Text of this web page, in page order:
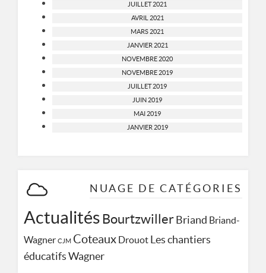
JUILLET 2021
AVRIL 2021
MARS 2021
JANVIER 2021
NOVEMBRE 2020
NOVEMBRE 2019
JUILLET 2019
JUIN 2019
MAI 2019
JANVIER 2019
NUAGE DE CATÉGORIES
Actualités Bourtzwiller Briand Briand-
Wagner CJM Coteaux Drouot Les chantiers
éducatifs Wagner